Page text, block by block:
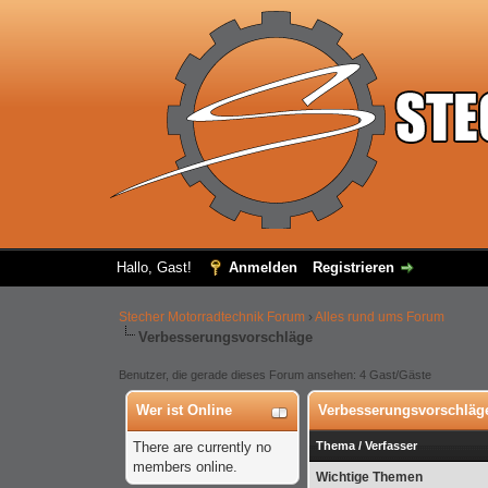
Hallo, Gast! Anmelden Registrieren
Stecher Motorradtechnik Forum ›Alles rund ums Forum
Verbesserungsvorschläge
Benutzer, die gerade dieses Forum ansehen: 4 Gast/Gäste
Wer ist Online
There are currently no
members online.
Thema /Verfasser
Wichtige Themen